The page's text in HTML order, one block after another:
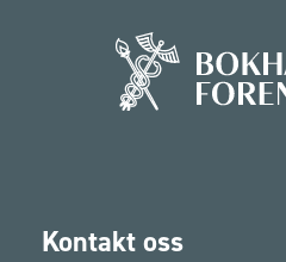
Kontakt oss